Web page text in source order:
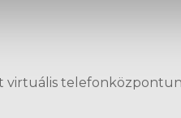
virtuális